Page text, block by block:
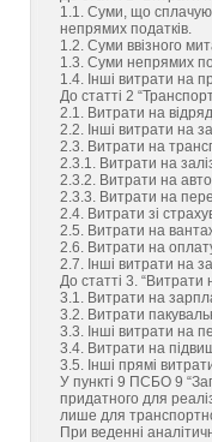
1.1. Суми, що
непрямих податків.
1.2. Суми ввізного
1.3. Суми непрямих
1.4. Інші витрати на
До статті 2
2.1. Витрати на
2.2. Інші витрати на
2.3. Витрати на
2.3.1. Витрати на
2.3.2. Витрати на
2.3.3. Витрати на
2.4. Витрати зі
2.5. Витрати на
2.6. Витрати на
2.7. Інші витрати на
До статті 3. “Витрати
3.1. Витрати на
3.2. Витрати
3.3. Інші витрати на
3.4. Витрати на
3.5. Інші прямі
У пункті 9 ПСБО 9
придатного для
лише для
При веденні